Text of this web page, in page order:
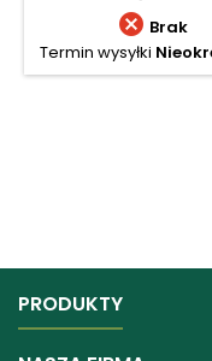
 Brak
Termin wysyłki
PRODUKTY